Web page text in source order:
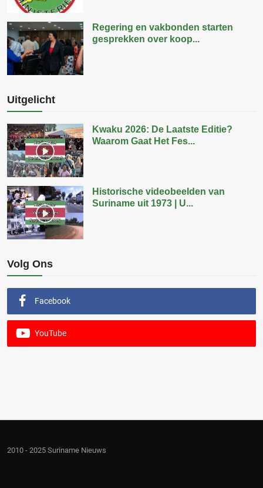
Regering en vakbonden starten
gesprekken over koop...
Uitgelicht
Kwaku 2026: De Laatste Editie?
Waarom Gaat Het Fes...
Historische videobeelden van
Suriname uit 1973 | U...
Volg Ons
Facebook
YouTube
2010 - 2025 Suriname Nieuws